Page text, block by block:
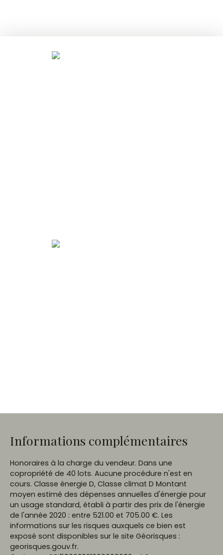
Informations complémentaires
Honoraires à la charge du vendeur. Dans une
copropriété de 40 lots. Aucune procédure n'est en
cours. Classe énergie D, Classe climat D Montant
moyen estimé des dépenses annuelles d'énergie pour
un usage standard, établi à partir des prix de l'énergie
de l'année 2020 : entre 521.00 et 705.00 €. Les
informations sur les risques auxquels ce bien est
exposé sont disponibles sur le site Géorisques :
georisques.gouv.fr.